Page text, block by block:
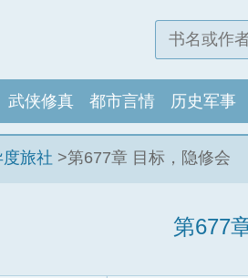
武侠修真 都市言情 历史军事
度旅社 >第677章 目标，隐修会
第677